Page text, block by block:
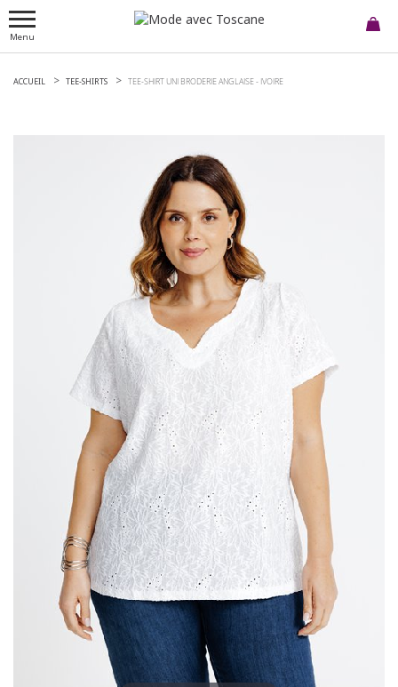
Menu
ACCUEIL TEE-SHIRTS TEE-SHIRT UNI BRODERIE ANGLAISE - IVOIRE